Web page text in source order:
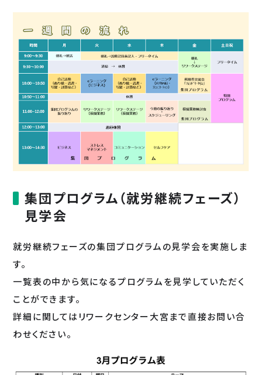
集団プログラム（就労継続フェーズ）
見学会
就労継続フェーズの集団プログラムの見学会を実施しま
す。
一覧表の中から気になるプログラムを見学していただく
ことができます。
詳細に関してはリワークセンター大宮まで直接お問い合
わせください。